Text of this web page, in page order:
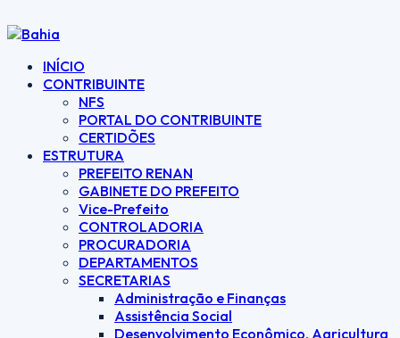
INÍCIO
CONTRIBUINTE
NFS
PORTAL DO CONTRIBUINTE
CERTIDÕES
ESTRUTURA
PREFEITO RENAN
GABINETE DO PREFEITO
Vice-Prefeito
CONTROLADORIA
PROCURADORIA
DEPARTAMENTOS
SECRETARIAS
Administração e Finanças
Assistência Social
Desenvolvimento Econômico, Agricultura